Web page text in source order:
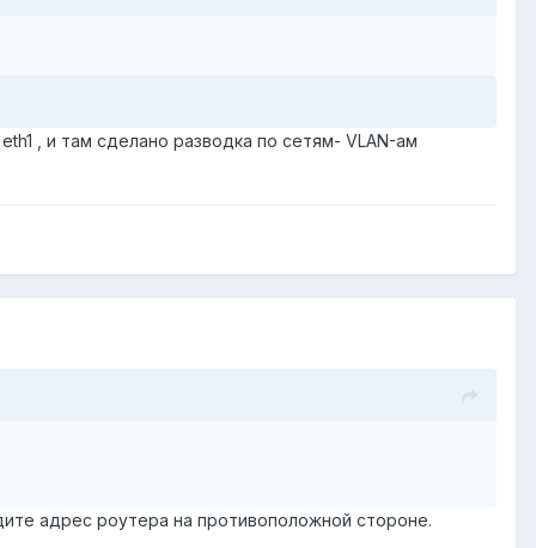
, и там сделано разводка по сетям- VLAN-ам
адрес роутера на противоположной стороне.